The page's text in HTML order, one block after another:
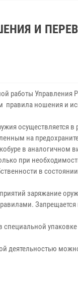
И
работы Управления
правила ношения и
осуществляется в
на
в аналогичном
при
в
заряжание
Запрещается
специальной
деятельностью